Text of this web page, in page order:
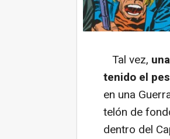
Tal vez,
tenido el
en una
telón de
dentro del